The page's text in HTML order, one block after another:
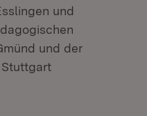
und
und der